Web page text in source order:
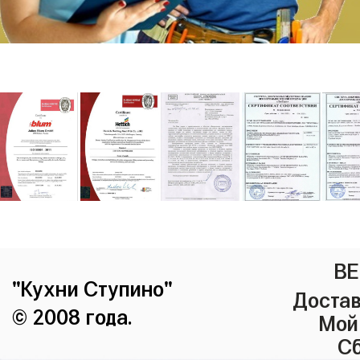
"Кухни Ступино"
© 2008 года.